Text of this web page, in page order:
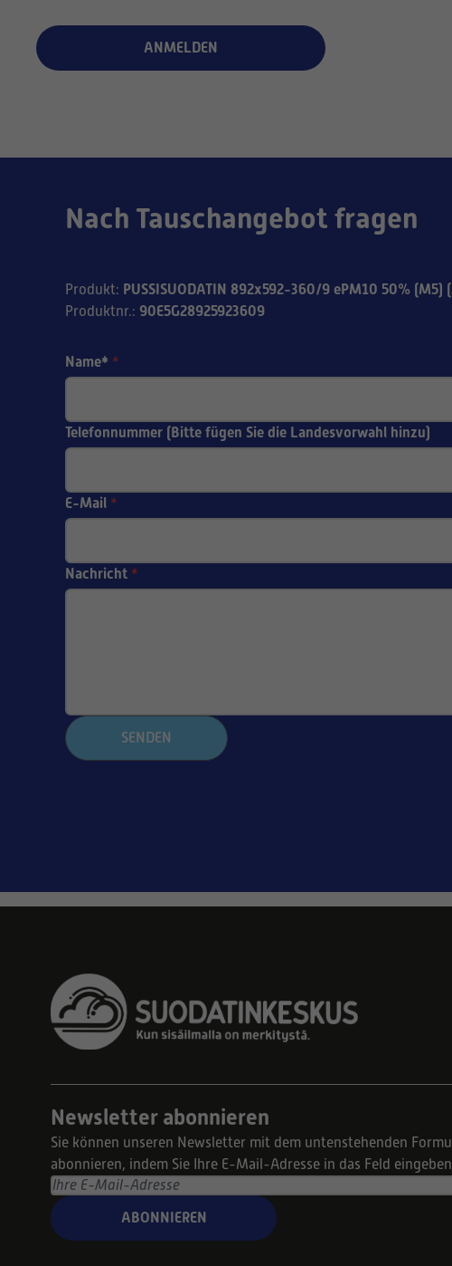
ANMELDEN
Nach Tauschangebot fragen
Produkt: PUSSISUODATIN 892x592-360/9 ePM10 50% (M5)
Produktnr.: 90E5G28925923609
Name* *
Telefonnummer (Bitte fügen Sie die Landesvorwahl hinzu)
E-Mail *
Nachricht *
SENDEN
Newsletter abonnieren
Sie können unseren Newsletter mit dem untenstehenden
abonnieren, indem Sie Ihre E-Mail-Adresse in das Feld eingeben
ABONNIEREN